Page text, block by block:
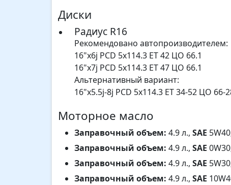
Диски
Радиус R16
Рекомендовано автопроизводителем:
16"x6j PCD 5x114.3 ET 42 ЦО 66.1
16"x7j PCD 5x114.3 ET 47 ЦО 66.1
Альтернативный вариант:
16"x5.5j-8j PCD 5x114.3 ET 34-52 ЦО 66-
Моторное масло
Заправочный объем: 4.9 л., SAE
Заправочный объем: 4.9 л., SAE
Заправочный объем: 4.9 л., SAE
Заправочный объем: 4.9 л., SAE